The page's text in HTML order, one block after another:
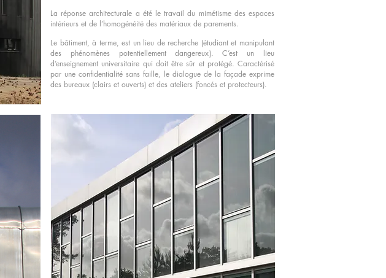
La réponse architecturale a été le travail du mimétisme des espaces
intérieurs et de l’homogénéité des matériaux de parements.
Le bâtiment, à terme, est un lieu de recherche (étudiant et manipulant
des phénomènes potentiellement dangereux).C’est un lieu
d’enseignement universitaire qui doit être sûr et protégé. Caractérisé
par une confidentialité sans faille, le dialogue de la façade exprime
des bureaux (clairs et ouverts) et des ateliers (foncés et protecteurs).